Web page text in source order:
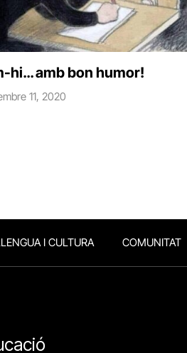
hi… amb bon humor!
11, 2020
I CULTURA COMUNITAT